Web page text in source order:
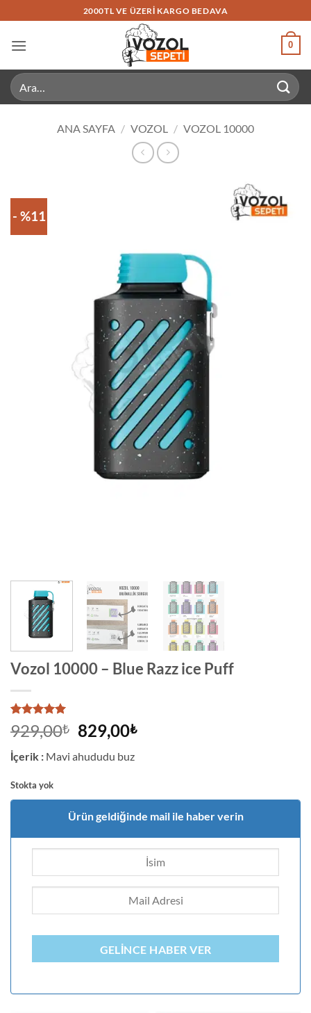
atla
2000TL VE ÜZERI KARGO BEDAVA
0
Ara:
ANA SAYFA / VOZOL / VOZOL 10000
- %11
Vozol 10000 – Blue Razz ice Puff
6
müşteri
puanına
5 üzerinden
929,00₺ Orijinal
fiyat:
929,00₺.
829,00₺Şu
İçerik : Mavi ahududu buz
Stokta yok
Ürün geldiğinde mail ile haber verin
GELINCE HABER VER